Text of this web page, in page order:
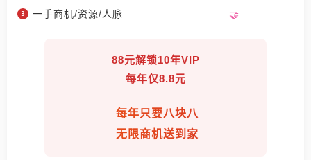
一手商机/资源/人脉
88元解锁10年VIP
每年仅8.8元
每年只要八块八
无限商机送到家